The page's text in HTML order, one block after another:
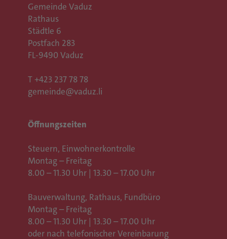
Gemeinde Vaduz
Rathaus
Städtle 6
Postfach 283
FL-9490 Vaduz
T +423 237 78 78
gemeinde@vaduz.li
Öffnungszeiten
Steuern, Einwohnerkontrolle
Montag – Freitag
8.00 – 11.30 Uhr | 13.30 – 17.00 Uhr
Bauverwaltung, Rathaus, Fundbüro
Montag – Freitag
8.00 – 11.30 Uhr | 13.30 – 17.00 Uhr
oder nach telefonischer Vereinbarung